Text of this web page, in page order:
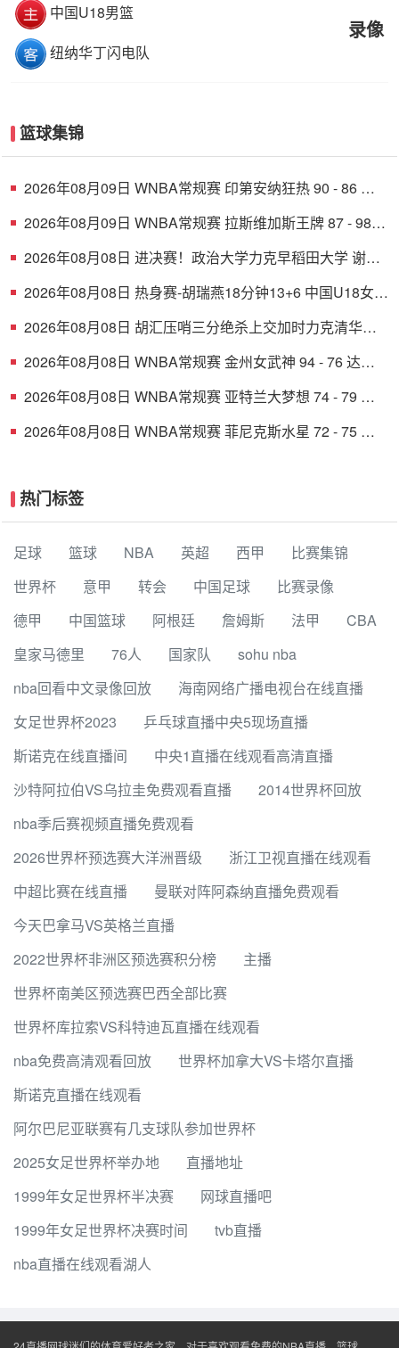
中国U18男篮
纽纳华丁闪电队
录像
篮球集锦
2026年08月09日 WNBA常规赛 印第安纳狂热 90 - 86 芝
2026年08月09日 WNBA常规赛 拉斯维加斯王牌 87 - 98
2026年08月08日 进决赛！政治大学力克早稻田大学 谢昀
2026年08月08日 热身赛-胡瑞燕18分钟13+6 中国U18女篮
2026年08月08日 胡汇压哨三分绝杀上交加时力克清华大
2026年08月08日 WNBA常规赛 金州女武神 94 - 76 达拉
2026年08月08日 WNBA常规赛 亚特兰大梦想 74 - 79 华
2026年08月08日 WNBA常规赛 菲尼克斯水星 72 - 75 康
热门标签
足球 篮球 NBA 英超 西甲
比赛集锦
世界杯
意甲 转会 中国足球
比赛录像
德甲
中国篮球 阿根廷 詹姆斯 法甲
CBA
皇家马德里
76人 国家队
sohu nba
nba回看中文录像回放
海南网络广播电视台在线直播
女足世界杯2023
乒乓球直播中央5现场直播
斯诺克在线直播间
中央1直播在线观看高清直播
沙特阿拉伯VS乌拉圭免费观看直播
2014世界杯回放
nba季后赛视频直播免费观看
2026世界杯预选赛大洋洲晋级
浙江卫视直播在线观看
中超比赛在线直播
曼联对阵阿森纳直播免费观看
今天巴拿马VS英格兰直播
2022世界杯非洲区预选赛积分榜
主播
世界杯南美区预选赛巴西全部比赛
世界杯库拉索VS科特迪瓦直播在线观看
nba免费高清观看回放
世界杯加拿大VS卡塔尔直播
斯诺克直播在线观看
阿尔巴尼亚联赛有几支球队参加世界杯
2025女足世界杯举办地
直播地址
1999年女足世界杯半决赛
网球直播吧
1999年女足世界杯决赛时间
tvb直播
nba直播在线观看湖人